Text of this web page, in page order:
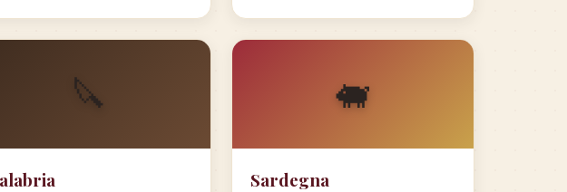
🔪 🐖
Sardegna